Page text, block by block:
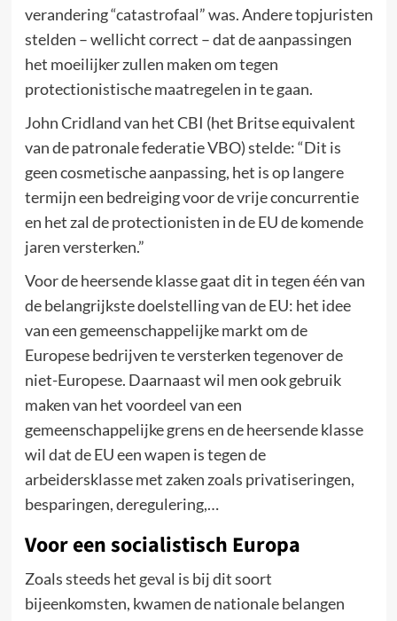
verandering “catastrofaal” was. Andere topjuristen
stelden – wellicht correct – dat de aanpassingen
het moeilijker zullen maken om tegen
protectionistische maatregelen in te gaan.
John Cridland van het CBI (het Britse equivalent
van de patronale federatie VBO) stelde: “Dit is
geen cosmetische aanpassing, het is op langere
termijn een bedreiging voor de vrije concurrentie
en het zal de protectionisten in de EU de komende
jaren versterken.”
Voor de heersende klasse gaat dit in tegen één van
de belangrijkste doelstelling van de EU: het idee
van een gemeenschappelijke markt om de
Europese bedrijven te versterken tegenover de
niet-Europese. Daarnaast wil men ook gebruik
maken van het voordeel van een
gemeenschappelijke grens en de heersende klasse
wil dat de EU een wapen is tegen de
arbeidersklasse met zaken zoals privatiseringen,
besparingen, deregulering,…
Voor een socialistisch Europa
Zoals steeds het geval is bij dit soort
bijeenkomsten, kwamen de nationale belangen